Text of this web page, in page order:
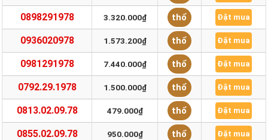
0898291978 3.320.000₫ thổ Đặt mua
0936020978 1.573.200₫ thổ Đặt mua
0981291978 7.440.000₫ thổ Đặt mua
0792.29.1978 1.500.000₫ thổ Đặt mua
0813.02.09.78 479.000₫ thổ Đặt mua
0855.02.09.78 950.000₫ thổ Đặt mua